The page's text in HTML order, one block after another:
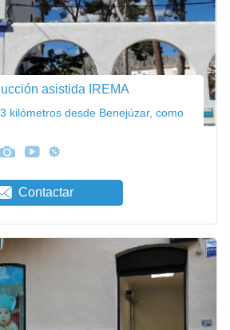
asistida IREMA
kilómetros desde Benejúzar, como
Contactar